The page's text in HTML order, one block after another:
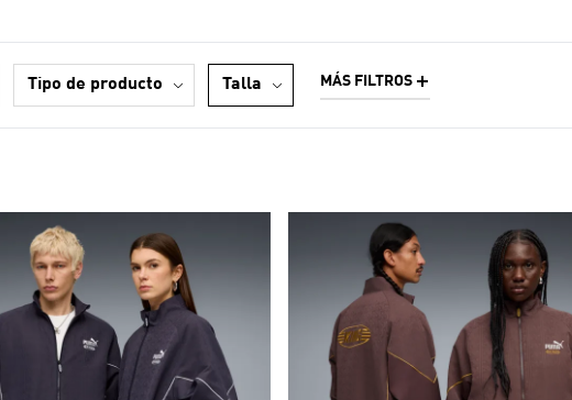
tipo de producto talla MÁS FILTROS